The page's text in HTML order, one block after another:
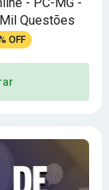
Questões
OFF